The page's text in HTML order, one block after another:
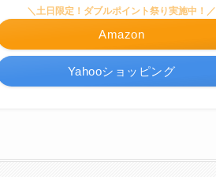
＼土日限定！ダブルポイント祭り実施中！／
Amazon
Yahooショッピング